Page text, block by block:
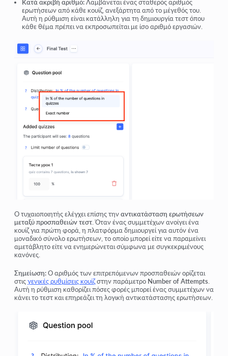
Κατά ακριβή αριθμό:Λαμβάνεται ένας σταθερός αριθμός
ερωτήσεων από κάθε κουίζ, ανεξάρτητα από το μέγεθός του.
Αυτή η ρύθμιση είναι κατάλληλη για τη δημιουργία τεστ όπου
κάθε θέμα πρέπει να εκπροσωπείται με ίσο αριθμό εργασιών.
Ο τυχαιοποιητής ελέγχει επίσης τηναντικατάσταση ερωτήσεων
μεταξύ προσπαθειών τεστ. Όταν ένας συμμετέχων ανοίγει ένα
κουίζ για πρώτη φορά, η πλατφόρμα δημιουργεί για αυτόν ένα
μοναδικό σύνολο ερωτήσεων, το οποίο μπορεί είτε να παραμείνει
αμετάβλητο είτε να ενημερώνεται σύμφωνα με συγκεκριμένους
κανόνες.
Σημείωση:Ο αριθμός των επιτρεπόμενων προσπαθειών ορίζεται
στιςγενικές ρυθμίσεις κουίζστην παράμετρο Number of Attempts.
Αυτή η ρύθμιση καθορίζει πόσες φορές μπορεί ένας συμμετέχων να
κάνει το τεστ και επηρεάζει τη λογική αντικατάστασης ερωτήσεων.